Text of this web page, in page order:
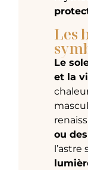
Les
Le
et la
ou
l’astre